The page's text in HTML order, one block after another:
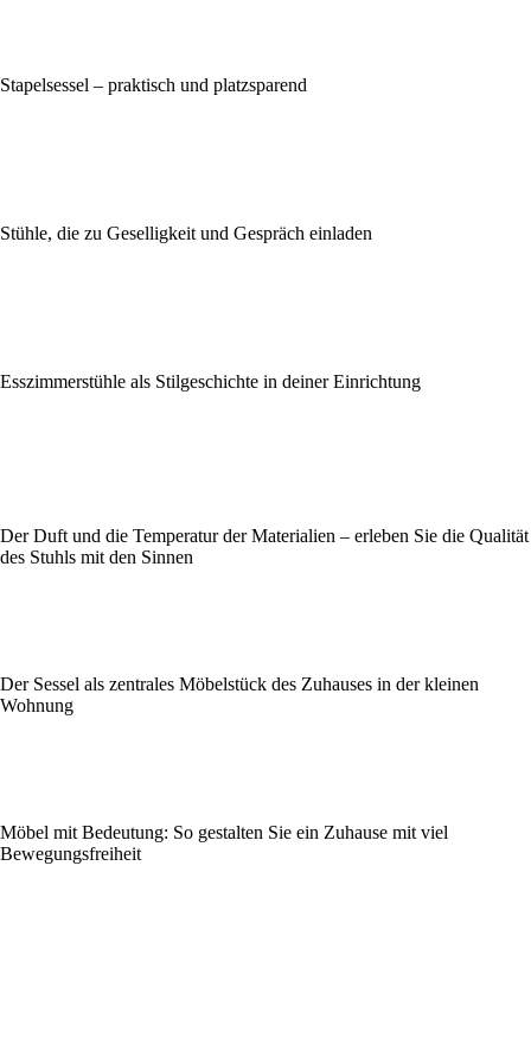
Stapelsessel – praktisch und platzsparend
Stühle, die zu Geselligkeit und Gespräch einladen
Esszimmerstühle als Stilgeschichte in deiner Einrichtung
Der Duft und die Temperatur der Materialien – erleben Sie die Qualität
des Stuhls mit den Sinnen
Der Sessel als zentrales Möbelstück des Zuhauses in der kleinen
Wohnung
Möbel mit Bedeutung: So gestalten Sie ein Zuhause mit viel
Bewegungsfreiheit